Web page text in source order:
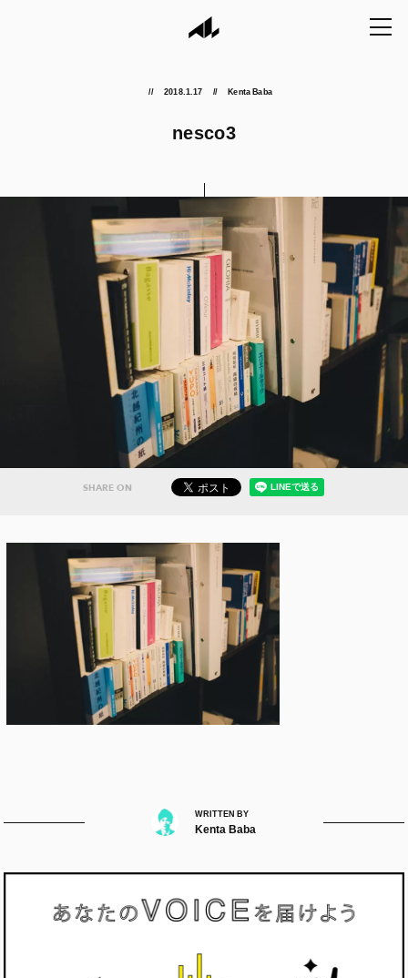
2018.1.17 Kenta Baba
nesco3
SHARE ON
WRITTEN BY
Kenta Baba